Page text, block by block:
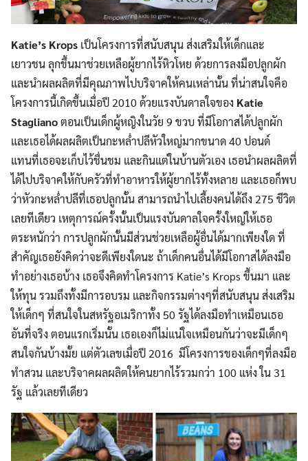
Katie’s Krops เป็นโครงการที่สนับสนุน ส่งเสริมให้เด็กและ
เยาวชน ลุกขึ้นมาช่วยเหลือผู้ยากไร้หิวโหย ด้วยการลงมือปลูกผัก
และนำผลผลิตที่มีคุณภาพไปบริจาคให้คนเหล่านั้น ที่น่าสนใจคือ
โครงการนี้เกิดขึ้นเมื่อปี 2010 ด้วยแรงบันดาลใจของ Katie
Staglianoตอนเป็นเด็กผู้หญิงในวัย 9 ขวบ ที่มีโอกาสได้ปลูกผัก
และเธอได้ผลผลิตเป็นกะหล่ำปลีหัวใหญ่มากขนาด 40 ปอนด์
แทนที่เธอจะเก็บไว้ชื่นชม และกินแต่ในบ้านตัวเอง เธอนำผลผลิตที่
ได้ไปบริจาคให้กับครัวที่ทำอาหารให้ผู้ยากไร้ทั้งหลาย และเธอก็พบ
ว่าหัวกะหล่ำปลีที่เธอปลูกนั้น สามารถนำไปเลี้ยงคนได้ถึง 275 ชีวิต
เลยทีเดียว เหตุการณ์ครั้งนั้นเป็นแรงบันดาลใจครั้งใหญ่ให้เธอ
ตระหนักว่า การปลูกผักนั้นมีส่วนช่วยเหลือผู้อื่นได้มากเพียงใด ที่
สำคัญเธอยังคิดว่าจะดีเพียงใดนะ ถ้าเด็กคนอื่นได้มีโอกาสได้ลงมือ
ทำอย่างเธอบ้าง เธอจึงคิดทำโครงการ Katie’s Krops ขึ้นมา และ
ให้ทุน รวมถึงทั้งมีการอบรม และกิจกรรมต่างๆที่สนับสนุน ส่งเสริม
ให้เด็กๆ ที่สนใจในสหรัฐอเมริกาทั้ง 50 รัฐได้ลงมือทำเหมือนเธอ
อันที่จริง ตอนแรกเริ่มนั้น เธอเองก็ไม่แน่ใจเหมือนกันว่าจะมีเด็กๆ
สนใจกันบ้างมั้ย แต่ตัวเลขเมื่อปี 2016 มีโครงการของเด็กๆที่ลงมือ
ทำสวน และบริจาคผลผลิตให้คนยากไร้รวมกว่า 100 แห่ง ใน 31
รัฐ แล้วเลยทีเดียว